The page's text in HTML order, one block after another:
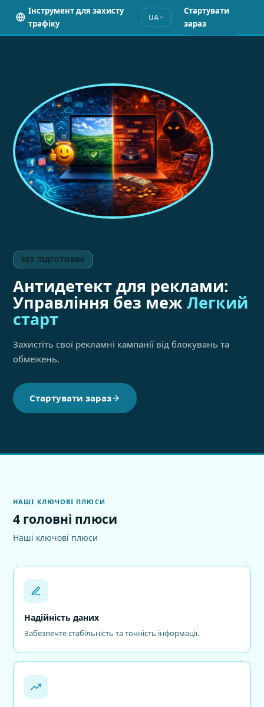
Інструмент для захисту
трафіку
UA
Стартувати
зараз
БЕЗ ПІДГОТОВКИ
Антидетект для реклами:
Управління без межЛегкий
старт
Захистіть свої рекламні кампанії від блокувань та
обмежень.
Стартувати зараз
НАШІ КЛЮЧОВІ ПЛЮСИ
4 головні плюси
Наші ключові плюси
Надійність даних
Забезпечте стабільність та точність інформації.